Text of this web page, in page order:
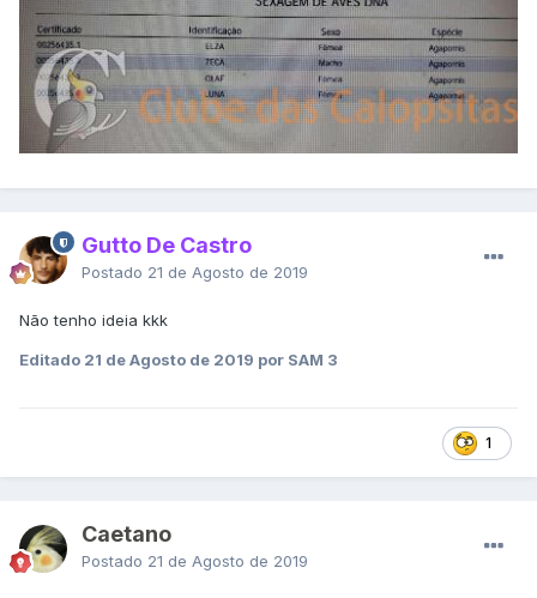
Gutto De Castro
Postado 21 de Agosto de 2019
Não tenho ideia kkk
Editado 21 de Agosto de 2019 por SAM 3
1
Caetano
Postado 21 de Agosto de 2019